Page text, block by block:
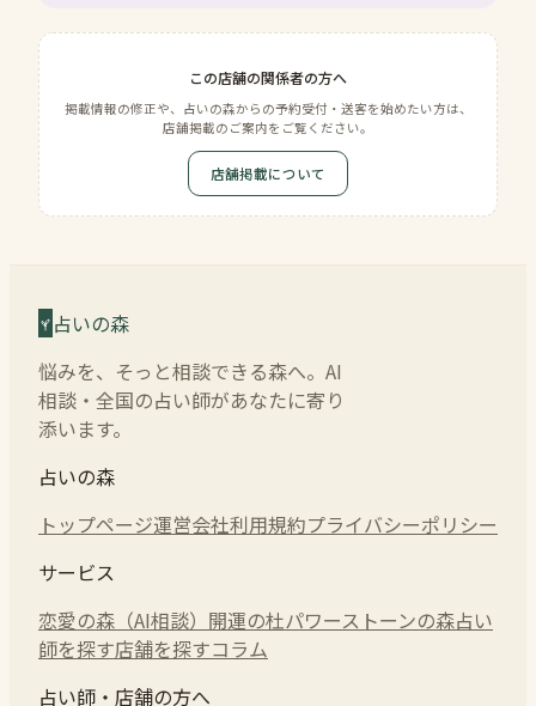
この店舗の関係者の方へ
掲載情報の修正や、占いの森からの予約受付・送客を始めたい方は、
店舗掲載のご案内をご覧ください。
店舗掲載について
占いの森
悩みを、そっと相談できる森へ。AI
相談・全国の占い師があなたに寄り
添います。
占いの森
トップページ運営会社利用規約プライバシーポリシー
サービス
恋愛の森（AI相談） 開運の杜パワーストーンの森占い
師を探す店舗を探すコラム
占い師・店舗の方へ